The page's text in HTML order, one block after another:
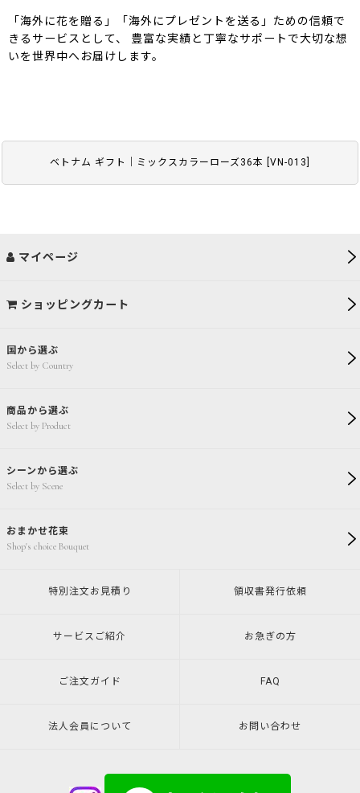
ベトナム ギフト｜ミックスカラーローズ36本 VN-013
「海外に花を贈る」「海外にプレゼントを送る」ための信頼で
きるサービスとして、 豊富な実績と丁寧なサポートで大切な想
いを世界中へお届けします。
国から選ぶ
Select by Country
商品から選ぶ
Select by Product
シーンから選ぶ
Select by Scene
おまかせ花束
Shop's choice Bouquet
マイページ
ショッピングカート
特別注文 お見積り 領収書発行依頼
サービスご紹介 お急ぎの方
ご注文ガイド FAQ
法人会員について お問い合わせ